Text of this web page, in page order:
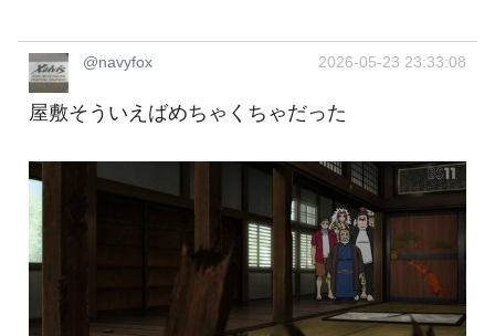
@navyfox 2026-05-23 23:33:08
屋敷そういえばめちゃくちゃだった